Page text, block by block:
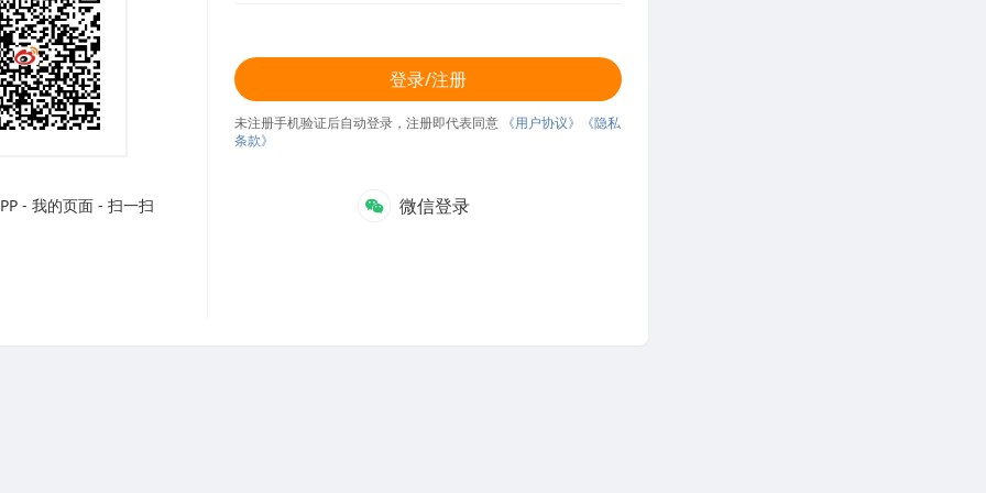
- 我的页面 - 扫一扫
登录/注册
未注册手机验证后自动登录，注册即代表同意 《用户协议》
《隐私
条款》
微信登录